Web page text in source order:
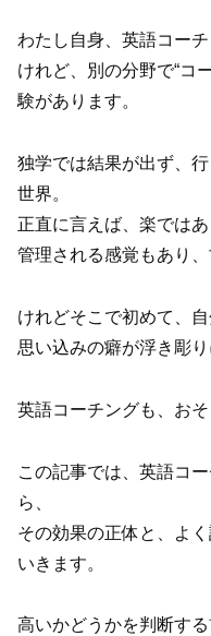
わたし自身、英語コー
けれど、別の分野で“コ
験があります。
独学では結果が出ず、
世界。
正直に言えば、楽ではあ
管理される感覚もあり
けれどそこで初めて、
思い込みの癖が浮き彫
英語コーチングも、お
この記事では、英語コ
ら、
その効果の正体と、よ
いきます。
高いかどうかを判断する